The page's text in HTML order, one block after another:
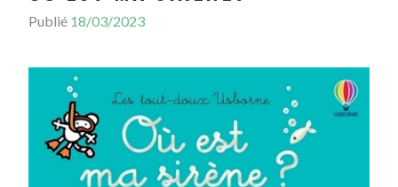
Publié 18/03/2023